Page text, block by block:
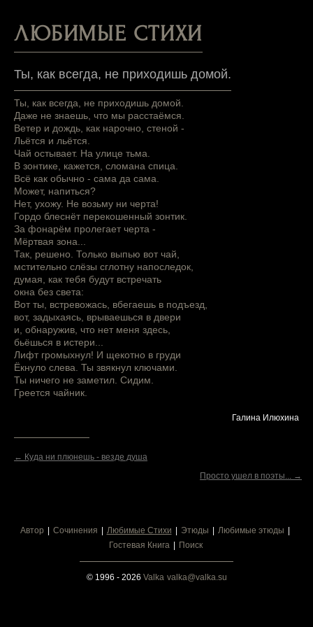
ЛЮБИМЫЕ СТИХИ
Ты, как всегда, не приходишь домой.
Ты, как всегда, не приходишь домой.
Даже не знаешь, что мы расстаёмся.
Ветер и дождь, как нарочно, стеной -
Льётся и льётся.
Чай остывает. На улице тьма.
В зонтике, кажется, сломана спица.
Всё как обычно - сама да сама.
Может, напиться?
Нет, ухожу. Не возьму ни черта!
Гордо блеснёт перекошенный зонтик.
За фонарём пролегает черта -
Мёртвая зона...
Так, решено. Только выпью вот чай,
мстительно слёзы сглотну напоследок,
думая, как тебя будут встречать
окна без света:
Вот ты, встревожась, вбегаешь в подъезд,
вот, задыхаясь, врываешься в двери
и, обнаружив, что нет меня здесь,
бьёшься в истери...
Лифт громыхнул! И щекотно в груди
Ёкнуло слева. Ты звякнул ключами.
Ты ничего не заметил. Сидим.
Греется чайник.
Галина Илюхина
← Куда ни плюнешь - везде душа
Просто ушел в поэты... →
Автор Сочинения Любимые Стихи Этюды
Любимые этюды
Гостевая Книга
Поиск
© 1996 - 2026 Valka valka@valka.su